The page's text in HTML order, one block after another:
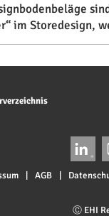
im Storedesign,
AGB
Ⓒ EHI